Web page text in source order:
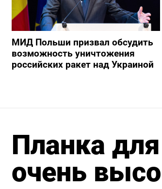
МИД Польши призвал обсудить
возможность уничтожения
российских ракет над Украиной
Планка
очень